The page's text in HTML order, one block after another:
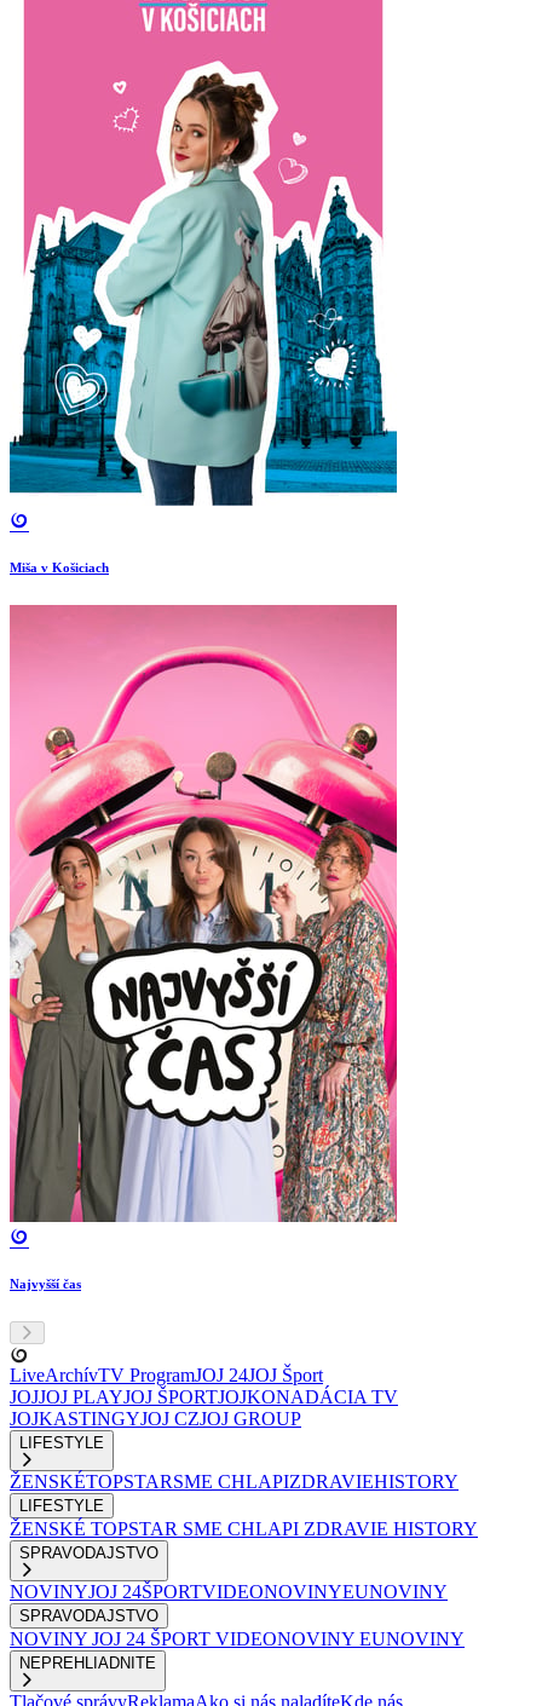
Miša v Košiciach
Najvyšší čas
LiveArchívTV ProgramJOJ 24JOJ Šport
JOJJOJ PLAYJOJ ŠPORTJOJKONADÁCIA TV
JOJKASTINGYJOJ CZJOJ GROUP
LIFESTYLE
ŽENSKÉTOPSTARSME CHLAPIZDRAVIEHISTORY
LIFESTYLE
ŽENSKÉ TOPSTAR SME CHLAPI ZDRAVIE HISTORY
SPRAVODAJSTVO
NOVINYJOJ 24ŠPORTVIDEONOVINYEUNOVINY
SPRAVODAJSTVO
NOVINY JOJ 24 ŠPORT VIDEONOVINY EUNOVINY
NEPREHLIADNITE
Tlačové správyReklamaAko si nás naladíteKde nás